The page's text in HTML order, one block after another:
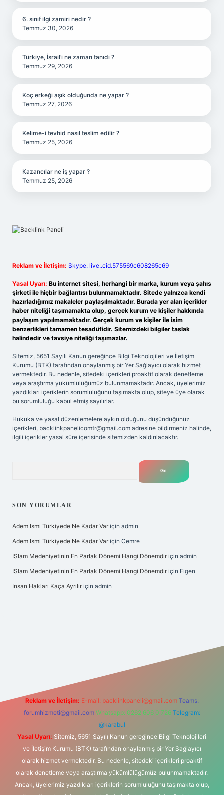
6. sınıf ilgi zamiri nedir ?
Temmuz 30, 2026
Türkiye, İsrail’i ne zaman tanıdı ?
Temmuz 29, 2026
Koç erkeği aşık olduğunda ne yapar ?
Temmuz 27, 2026
Kelime-i tevhid nasıl teslim edilir ?
Temmuz 25, 2026
Kazancılar ne iş yapar ?
Temmuz 25, 2026
Reklam ve İletişim: Skype: live:.cid.575569c608265c69
Yasal Uyarı: Bu internet sitesi, herhangi bir marka, kurum veya şahıs
şirketi ile hiçbir bağlantısı bulunmamaktadır. Sitede yalnızca kendi
hazırladığımız makaleler paylaşılmaktadır. Burada yer alan içerikler
haber niteliği taşımamakta olup, gerçek kurum ve kişiler hakkında
paylaşım yapılmamaktadır. Gerçek kurum ve kişiler ile isim
benzerlikleri tamamen tesadüfidir. Sitemizdeki bilgiler taslak
halindedir ve tavsiye niteliği taşımazlar.
Sitemiz, 5651 Sayılı Kanun gereğince Bilgi Teknolojileri ve İletişim
Kurumu (BTK) tarafından onaylanmış bir Yer Sağlayıcı olarak hizmet
vermektedir. Bu nedenle, sitedeki içerikleri proaktif olarak denetleme
veya araştırma yükümlülüğümüz bulunmamaktadır. Ancak, üyelerimiz
yazdıkları içeriklerin sorumluluğunu taşımakta olup, siteye üye olarak
bu sorumluluğu kabul etmiş sayılırlar.
Hukuka ve yasal düzenlemelere aykırı olduğunu düşündüğünüz
içerikleri, backlinkpanelicomtr@gmail.com adresine bildirmeniz halinde,
ilgili içerikler yasal süre içerisinde sitemizden kaldırılacaktır.
SON YORUMLAR
Adem Ismi Türkiyede Ne Kadar Var için admin
Adem Ismi Türkiyede Ne Kadar Var için Cemre
İSlam Medeniyetinin En Parlak Dönemi Hangi Dönemdir için admin
İSlam Medeniyetinin En Parlak Dönemi Hangi Dönemdir için Figen
Insan Hakları Kaça Ayrılır için admin
Reklam ve İletişim: E-mail: backlinkpaneli@gmail.com Teams:
forumhizmeti@gmail.com Whatsapp: 0262 606 0 726 Telegram:
@karabul
Yasal Uyarı: Sitemiz, 5651 Sayılı Kanun gereğince Bilgi Teknolojileri
ve İletişim Kurumu (BTK) tarafından onaylanmış bir Yer Sağlayıcı
olarak hizmet vermektedir. Bu nedenle, sitedeki içerikleri proaktif
olarak denetleme veya araştırma yükümlülüğümüz bulunmamaktadır.
Ancak, üyelerimiz yazdıkları içeriklerin sorumluluğunu taşımakta olup,